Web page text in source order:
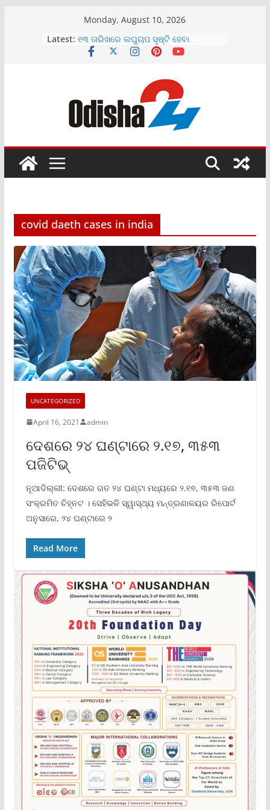
Monday, August 10, 2026
Latest: ୧୩ ତାରିଖରେ ଲଘୁଚାପ ସୃଷ୍ଟି ହେବା
ସମ୍ଭାବନା
ଅଭିନେତ୍ରୀଙ୍କ ଘରେ କଳାକନା ବୁଲାଇଲେ
ଦୁର୍ବୁତ୍ତ
ରାଜଧାନୀରେ ଦୁର୍ଘଟଣା: ଚାଲିଗଲା ବାପା-
ପୁଅଙ୍କ ଜୀବନ
କଲେ ପ୍ରଧାନମନ୍ତ୍ରୀ ମୋଦି ।
covid daeth cases in india
UNCATEGORIZED
April 16, 2021 admin
ଦେଶରେ ୨୪ ଘଣ୍ଟାରେ ୨.୧୭, ୩୫୩
ପଜିଟିଭ୍
ନୂଆଦିଲ୍ଲୀ: ଦେଶରେ ଗତ ୨୪ ଘଣ୍ଟା ମଧ୍ୟରେ ୨.୧୭, ୩୫୩ ଜଣ
ସଂକ୍ରମିତ ଚିହ୍ନଟ । ସେହିଭଳି ସ୍ୱାସ୍ଥ୍ୟ ମନ୍ତ୍ରଣାଳୟର ରିପୋର୍ଟ
ଅନୁସାରେ, ୨୪ ଘଣ୍ଟାରେ ୨
Read More